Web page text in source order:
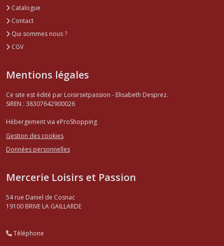
Catalogue
Contact
Qui sommes nous ?
CGV
Mentions légales
Ce site est édité par Loisirsetpassion - Elisabeth Desprez.
SIREN : 38307642900026
Hébergement via eProShopping
Gestion des cookies
Données personnelles
Mercerie Loisirs et Passion
54 rue Daniel de Cosnac
19100 BRIVE LA GAILLARDE
Téléphone